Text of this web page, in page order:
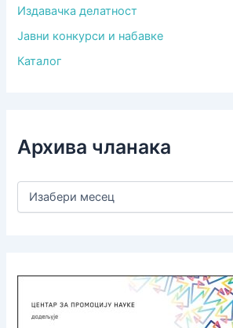
Издавачка делатност
Јавни конкурси и набавке
Каталог
Архива чланака
А